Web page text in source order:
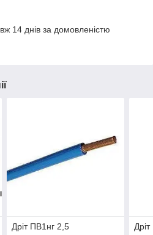
14 днів за домовленістю
Дріт ПВ1нг 2,5